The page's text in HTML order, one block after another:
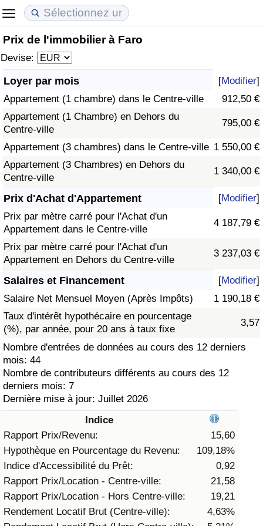
Prix de l'immobilier à Faro
Devise:
Loyer par mois [Modifier]
Appartement (1 chambre) dans le Centre-ville
912,50 €
Appartement (1 Chambre) en Dehors du
Centre-ville
795,00 €
Appartement (3 chambres) dans le Centre-ville 1 550,00 €
Appartement (3 Chambres) en Dehors du
Centre-ville
1 340,00 €
Prix d'Achat d'Appartement [Modifier]
Prix par mètre carré pour l'Achat d'un
Appartement dans le Centre-ville
4 187,79 €
Prix par mètre carré pour l'Achat d'un
Appartement en Dehors du Centre-ville
3 237,03 €
Salaires et Financement [Modifier]
Salaire Net Mensuel Moyen (Après Impôts)
1 190,18 €
Taux d'intérêt hypothécaire en pourcentage
(%), par année, pour 20 ans à taux fixe
3,57
Nombre d'entrées de données au cours des 12 derniers
mois: 44
Nombre de contributeurs différents au cours des 12
derniers mois: 7
Dernière mise à jour: Juillet 2026
Indice
Rapport Prix/Revenu:
15,60
Hypothèque en Pourcentage du Revenu:
109,18%
Indice d'Accessibilité du Prêt:
0,92
Rapport Prix/Location - Centre-ville:
21,58
Rapport Prix/Location - Hors Centre-ville:
19,21
Rendement Locatif Brut (Centre-ville):
4,63%
Coût de la vie
Indice du Coût de la Vie (Actuel)
Indice du Coût de la Vie
Indice du coût de la vie par pays
à Akaba
Prix de l'immobilier
Indice des Prix de l'immobilier (Actuel)
Indice des Prix de l'immobilier
Indice des Prix de l'immobilier par Pays
Qualité de Vie
Indice de Qualité de Vie
Indice de Qualité de Vie (Actuel)
Indice de qualité de vie par pays
Criminalité
Indice de Criminalité (Actuel)
Indice de Criminalité
Indice de criminalité par pays
Soins de santé
Indice des soins de santé (Actuel)
Indice des soins de santé
Indice des soins de santé par Pays
Pollution
Indice de Pollution (Actuel)
Indice de pollution
Indice de Pollution par Pays
Trafic